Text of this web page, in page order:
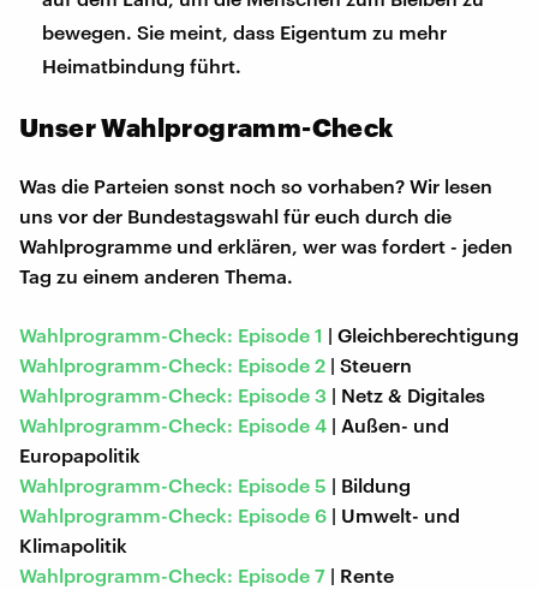
bewegen. Sie meint, dass Eigentum zu mehr
Heimatbindung führt.
Unser Wahlprogramm-Check
Was die Parteien sonst noch so vorhaben? Wir lesen
uns vor der Bundestagswahl für euch durch die
Wahlprogramme und erklären, wer was fordert - jeden
Tag zu einem anderen Thema.
Wahlprogramm-Check: Episode 1 | Gleichberechtigung
Wahlprogramm-Check: Episode 2 | Steuern
Wahlprogramm-Check: Episode 3 | Netz & Digitales
Wahlprogramm-Check: Episode 4 | Außen- und
Europapolitik
Wahlprogramm-Check: Episode 5 | Bildung
Wahlprogramm-Check: Episode 6 | Umwelt- und
Klimapolitik
Wahlprogramm-Check: Episode 7 | Rente